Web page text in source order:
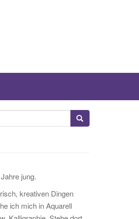
jung.
kreativen Dingen
ich mich in Aquarell